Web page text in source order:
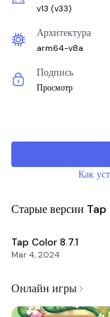
v13 (v33)
Архитектура
arm64-v8a
Подпись
Просмотр
Как
Старые версии
Tap Color 8.7.1
Mar 4, 2024
Онлайн игры